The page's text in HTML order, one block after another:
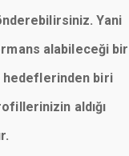
Yani
alabileceği bir
hedeflerinden biri
aldığı